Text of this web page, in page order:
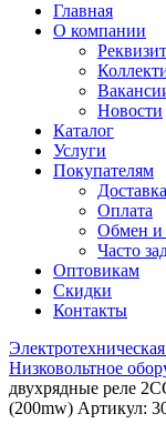
Главная
О компании
Новости
Каталог
Услуги
Покупателям
Доставка
Оплата
Обмен и
Часто
Оптовикам
Скидки
Контакты
Низковольтное
двухрядные реле
(200mw) Артикул: